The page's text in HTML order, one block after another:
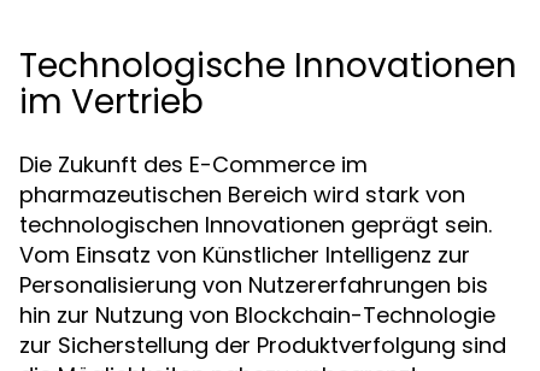
Technologische Innovationen
im Vertrieb
Die Zukunft des E-Commerce im
pharmazeutischen Bereich wird stark von
technologischen Innovationen geprägt sein.
Vom Einsatz von Künstlicher Intelligenz zur
Personalisierung von Nutzererfahrungen bis
hin zur Nutzung von Blockchain-Technologie
zur Sicherstellung der Produktverfolgung sind